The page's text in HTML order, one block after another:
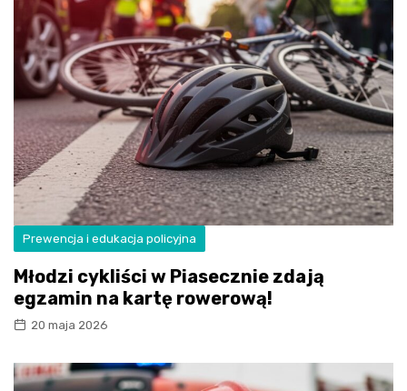
Prewencja i edukacja policyjna
Młodzi cykliści w Piasecznie zdają
egzamin na kartę rowerową!
20 maja 2026